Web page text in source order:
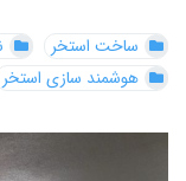
ساخت استخر
هوشمند سازی استخر